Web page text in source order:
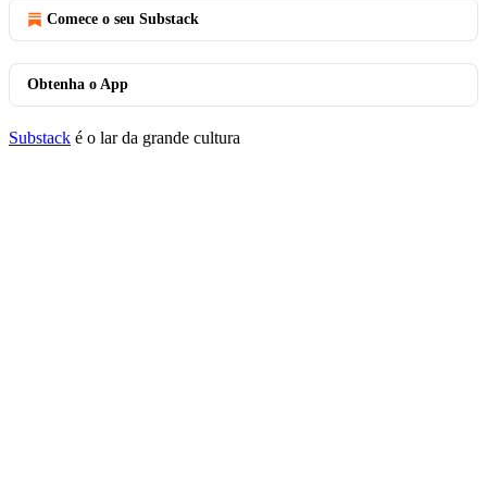
Comece o seu Substack
Obtenha o App
Substack é o lar da grande cultura